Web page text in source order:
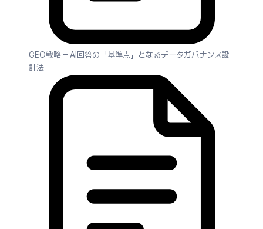
GEO戦略 – AI回答の「基準点」となるデータガバナンス設
計法